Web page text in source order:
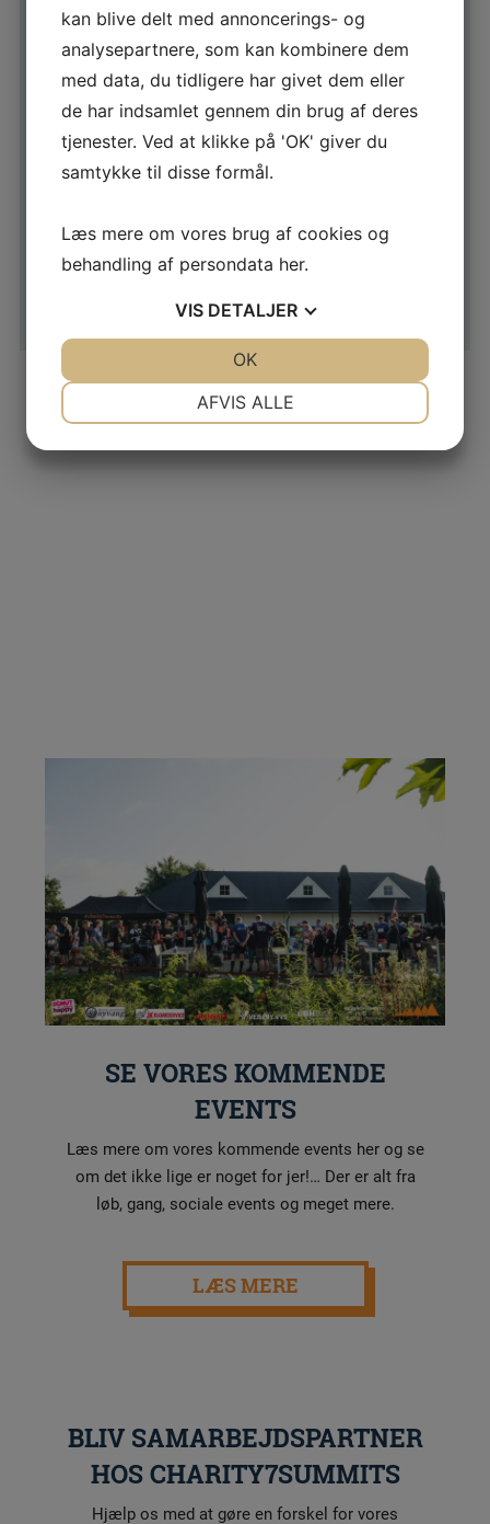
KLUBTURE
UDENLANDS EVENTYR
SOCIALLE ARRANGEMENTER
LEVERING AF KLUB TØJ
HJÆLPER TIL DIVERSE EVENTS, HVOR VI
STØTTER VORES FÆLLESSKAB OG GODE
SE VORES KOMMENDE
EVENTS
Læs mere om vores kommende events her og se
om det ikke lige er noget for jer!… Der er alt fra
løb, gang, sociale events og meget mere.
LÆS MERE
BLIV SAMARBEJDSPARTNER
HOS CHARITY7SUMMITS
Hjælp os med at gøre en forskel for vores
kan blive delt med annoncerings- og
analysepartnere, som kan kombinere dem
med data, du tidligere har givet dem eller
de har indsamlet gennem din brug af deres
tjenester. Ved at klikke på 'OK' giver du
samtykke til disse formål.
Læs mere om vores brug af cookies og
behandling af persondata her.
VIS DETALJER
AFVIS ALLE
OK